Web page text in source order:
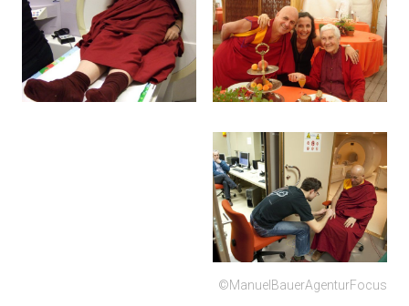
©ManuelBauerAgenturFocus